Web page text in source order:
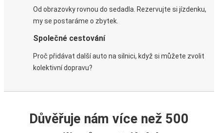
Od obrazovky rovnou do sedadla. Rezervujte si jízdenku,
my se postaráme o zbytek.
Společné cestování
Proč přidávat další auto na silnici, když si můžete zvolit
kolektivní dopravu?
Důvěřuje nám více než 500